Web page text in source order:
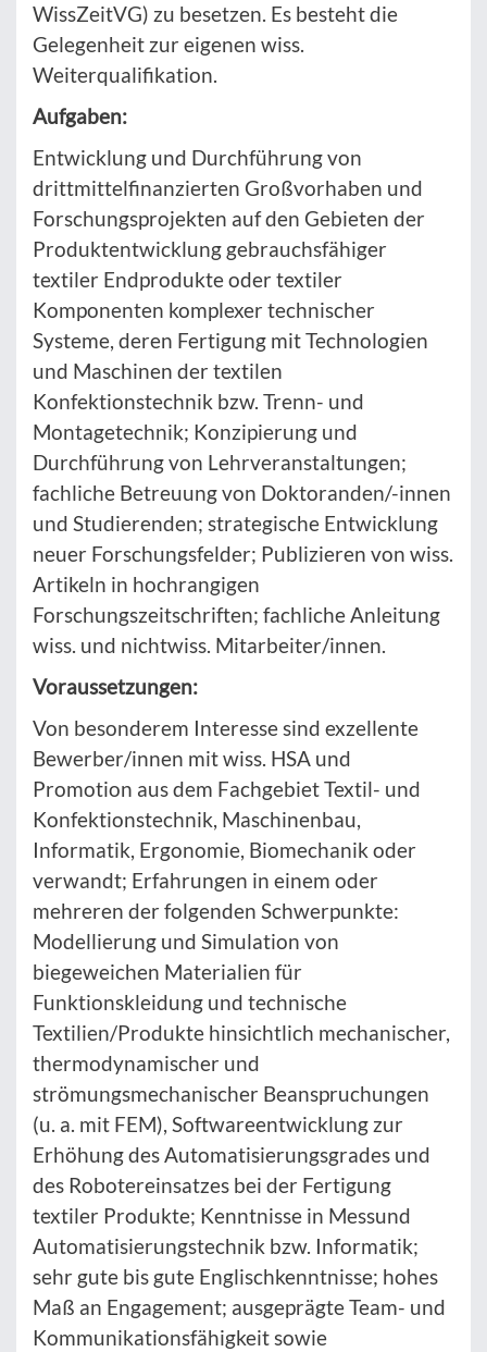
WissZeitVG) zu besetzen. Es besteht die
Gelegenheit zur eigenen wiss.
Weiterqualifikation.
Aufgaben:
Entwicklung und Durchführung von
drittmittelfinanzierten Großvorhaben und
Forschungsprojekten auf den Gebieten der
Produktentwicklung gebrauchsfähiger
textiler Endprodukte oder textiler
Komponenten komplexer technischer
Systeme, deren Fertigung mit Technologien
und Maschinen der textilen
Konfektionstechnik bzw. Trenn- und
Montagetechnik; Konzipierung und
Durchführung von Lehrveranstaltungen;
fachliche Betreuung von Doktoranden/-innen
und Studierenden; strategische Entwicklung
neuer Forschungsfelder; Publizieren von wiss.
Artikeln in hochrangigen
Forschungszeitschriften; fachliche Anleitung
wiss. und nichtwiss. Mitarbeiter/innen.
Voraussetzungen:
Von besonderem Interesse sind exzellente
Bewerber/innen mit wiss. HSA und
Promotion aus dem Fachgebiet Textil- und
Konfektionstechnik, Maschinenbau,
Informatik, Ergonomie, Biomechanik oder
verwandt; Erfahrungen in einem oder
mehreren der folgenden Schwerpunkte:
Modellierung und Simulation von
biegeweichen Materialien für
Funktionskleidung und technische
Textilien/Produkte hinsichtlich mechanischer,
thermodynamischer und
strömungsmechanischer Beanspruchungen
(u. a. mit FEM), Softwareentwicklung zur
Erhöhung des Automatisierungsgrades und
des Robotereinsatzes bei der Fertigung
textiler Produkte; Kenntnisse in Messund
Automatisierungstechnik bzw. Informatik;
sehr gute bis gute Englischkenntnisse; hohes
Maß an Engagement; ausgeprägte Team- und
Kommunikationsfähigkeit sowie